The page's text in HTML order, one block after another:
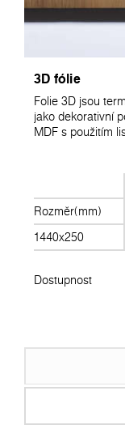
3D fólie
Folie 3D jsou
jako dekorativní
MDF s použitím
Rozměr(mm)
1440x250
Dostupnost